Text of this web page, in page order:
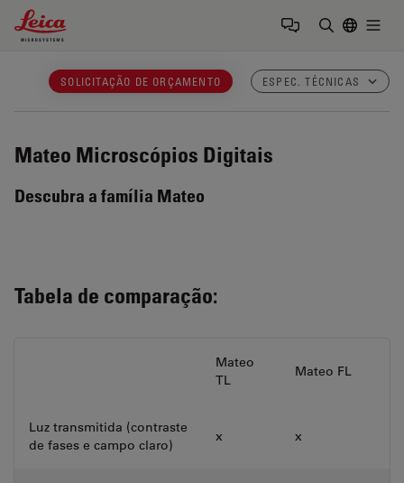
Leica Microsystems Logo
SOLICITAÇÃO DE ORÇAMENTO ESPEC. TÉCNICAS
Mateo Microscópios Digitais
Descubra a família Mateo
Tabela de comparação:
Mateo
TL
Mateo FL
Luz transmitida (contraste
de fases e campo claro)
x x